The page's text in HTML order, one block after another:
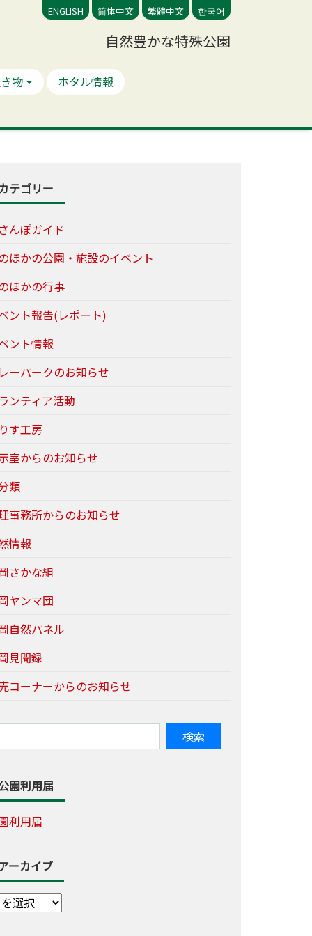
ENGLISH 简体中文 繁體中文 한국어
自然豊かな特殊公園
物 ホタル情報
テゴリー
んぽガイド
ほかの公園・施設のイベント
ほかの行事
ント報告(レポート)
ント情報
ーパークのお知らせ
ンティア活動
す工房
室からのお知らせ
類
事務所からのお知らせ
情報
さかな組
ヤンマ団
自然パネル
見聞録
コーナーからのお知らせ
園利用届
利用届
ーカイブ